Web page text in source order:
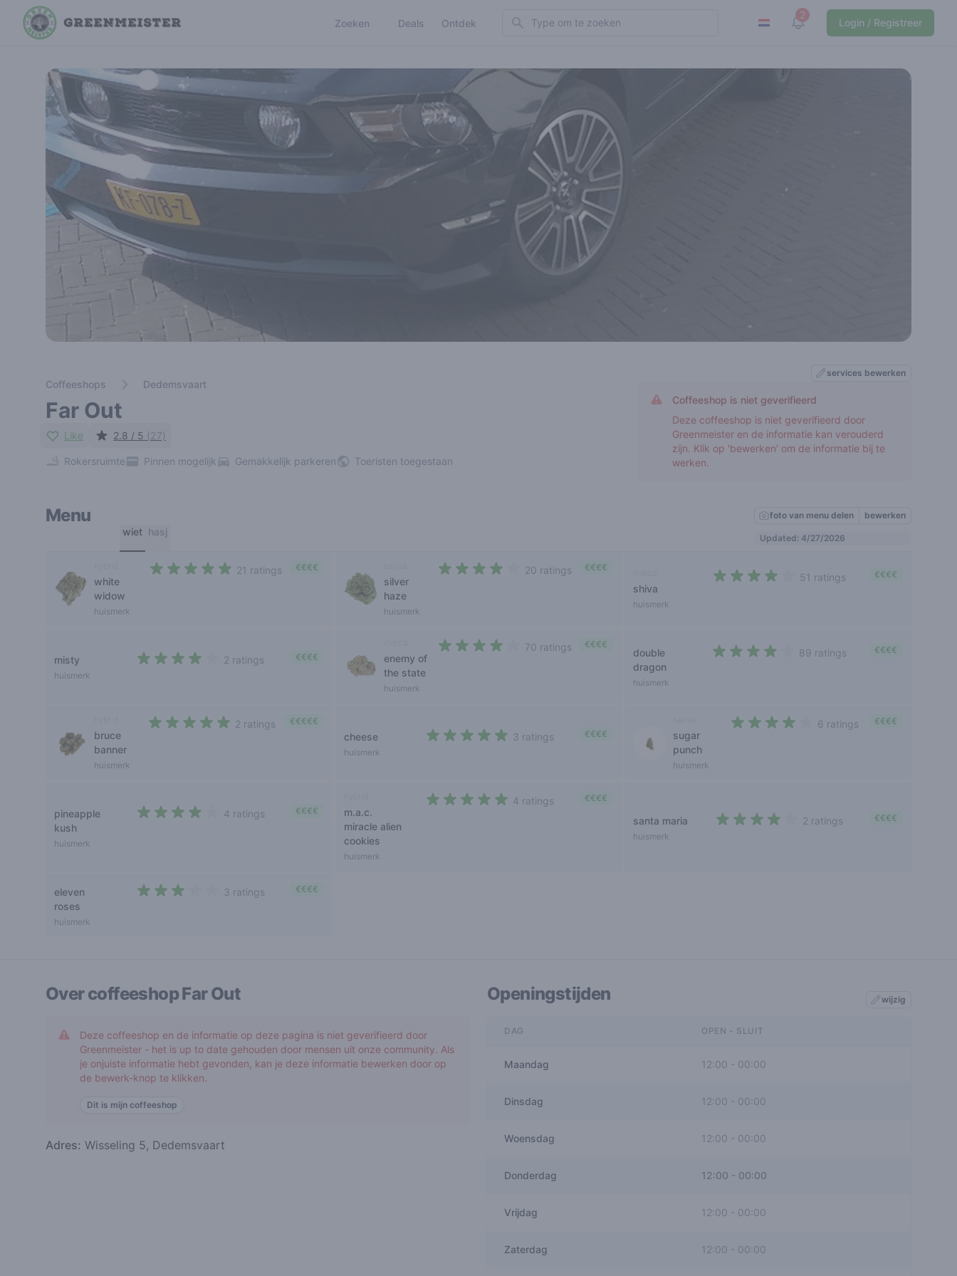
Zoeken Deals Ontdek Search 2
View notifications
Login / Registreer
Coffeeshops Dedemsvaart
Far Out
Like 2.8 / 5 (27)
Rokersruimte Pinnen mogelijk Gemakkelijk parkeren Toeristen toegestaan
services bewerken
Coffeeshop is niet geverifieerd
Deze coffeeshop is niet geverifieerd door
Greenmeister en de informatie kan verouderd
zijn. Klik op 'bewerken' om de informatie bij te
werken.
Menu
wiet hasj
foto van menu delen bewerken
Updated: 4/27/2026
white
widow
huismerk
21 ratings €€€€
silver
haze
huismerk
20 ratings €€€€
shiva
huismerk
51 ratings €€€€
misty
huismerk
2 ratings €€€€
enemy of
the state
huismerk
70 ratings €€€€
double
dragon
huismerk
89 ratings €€€€
bruce
banner
huismerk
2 ratings €€€€€
cheese
huismerk
3 ratings €€€€
sugar
punch
huismerk
6 ratings €€€€
pineapple
kush
huismerk
4 ratings €€€€
m.a.c.
miracle alien
cookies
huismerk
4 ratings €€€€
santa maria
huismerk
2 ratings €€€€
eleven
roses
huismerk
3 ratings €€€€
Over coffeeshopFar Out
Deze coffeeshop en de informatie op deze pagina is niet geverifieerd door
Greenmeister - het is up to date gehouden door mensen uit onze community. Als
je onjuiste informatie hebt gevonden, kan je deze informatie bewerken door op
de bewerk-knop te klikken.
Dit is mijn coffeeshop
Adres: Wisseling 5, Dedemsvaart
Openingstijden wijzig
DAG OPEN - SLUIT
Maandag 12:00 - 00:00
Dinsdag 12:00 00:00
Woensdag 12:00 - 00:00
Donderdag 12:00 - 00:00
Vrijdag 12:00 - 00:00
Zaterdag 12:00 00:00